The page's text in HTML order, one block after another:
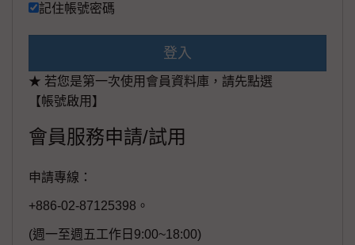
記住帳號密碼
登入
★ 若您是第一次使用會員資料庫，請先點選
【帳號啟用】
會員服務申請/試用
申請專線：
+886-02-87125398。
(週一至週五工作日9:00~18:00)